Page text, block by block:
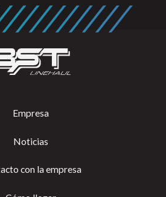
Empresa
Noticias
con la empresa